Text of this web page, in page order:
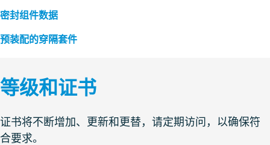
密封组件数据
预装配的穿隔套件
等级和证书
证书将不断增加、更新和更替，请定期访问，以确保符
合要求。